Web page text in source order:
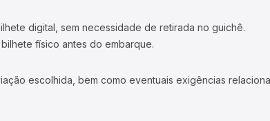
digital, sem necessidade de retirada no guichê.
físico antes do embarque.
escolhida, bem como eventuais exigências